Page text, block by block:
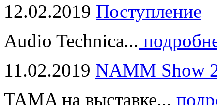
12.02.2019 Поступление
Audio Technica...
11.02.2019 NAMM Show
TAMA на выставке...